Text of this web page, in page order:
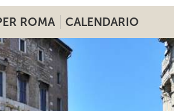
ROMA CALENDARIO